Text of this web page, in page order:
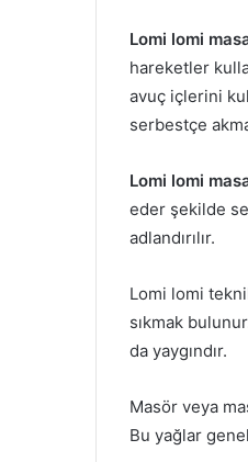
Lomi lomi
hareketler
avuç içlerini
serbestçe
Lomi lomi
eder şekilde
adlandırılır.
Lomi lomi
sıkmak
da yaygındır.
Masör veya
Bu yağlar